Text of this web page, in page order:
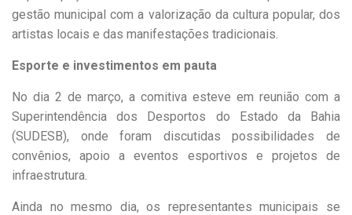
gestão municipal com a valorização da cultura popular, dos
artistas locais e das manifestações tradicionais.
Esporte e investimentos em pauta
No dia 2 de março, a comitiva esteve em reunião com a
Superintendência dos Desportos do Estado da Bahia
(SUDESB), onde foram discutidas possibilidades de
convênios, apoio a eventos esportivos e projetos de
infraestrutura.
Ainda no mesmo dia, os representantes municipais se